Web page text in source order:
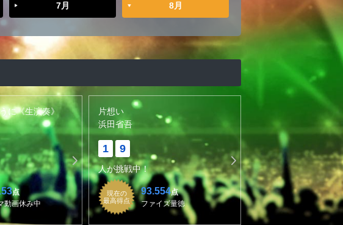
7月 8月
に《生演奏》
点
動画休み中
片想い
浜田省吾
1 9
人が挑戦中！
現在の
最高得点
93.554点
ファイズ量徳